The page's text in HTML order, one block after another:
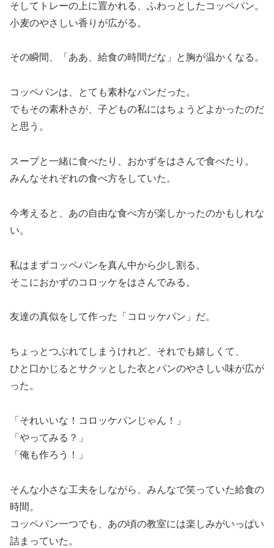
そしてトレーの上に置かれる、ふわっとしたコッペパン。
小麦のやさしい香りが広がる。
その瞬間、「ああ、給食の時間だな」と胸が温かくなる。
コッペパンは、とても素朴なパンだった。
でもその素朴さが、子どもの私にはちょうどよかったのだ
と思う。
スープと一緒に食べたり、おかずをはさんで食べたり。
みんなそれぞれの食べ方をしていた。
今考えると、あの自由な食べ方が楽しかったのかもしれな
い。
私はまずコッペパンを真ん中から少し割る。
そこにおかずのコロッケをはさんでみる。
友達の真似をして作った「コロッケパン」だ。
ちょっとつぶれてしまうけれど、それでも嬉しくて、
ひと口かじるとサクッとした衣とパンのやさしい味が広が
った。
「それいいな！コロッケパンじゃん！」
「やってみる？」
「俺も作ろう！」
そんな小さな工夫をしながら、みんなで笑っていた給食の
時間。
コッペパン一つでも、あの頃の教室には楽しみがいっぱい
詰まっていた。